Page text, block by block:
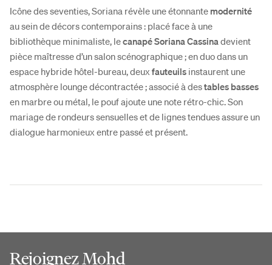
Icône des seventies, Soriana révèle une étonnante modernité
au sein de décors contemporains : placé face à une
bibliothèque minimaliste, lecanapé Soriana Cassinadevient
pièce maîtresse d’un salon scénographique ; en duo dans un
espace hybride hôtel-bureau, deuxfauteuils instaurent une
atmosphère lounge décontractée ; associé à destables basses
en marbre ou métal, le pouf ajoute une note rétro-chic. Son
mariage de rondeurs sensuelles et de lignes tendues assure un
dialogue harmonieux entre passé et présent.
Rejoignez Mohd